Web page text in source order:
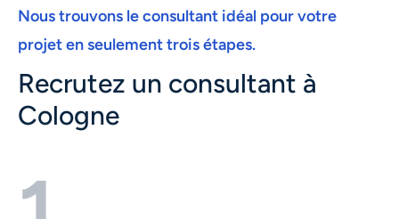
Nous trouvons le consultant idéal pour votre
projet en seulement trois étapes.
Recrutez un consultant à
Cologne